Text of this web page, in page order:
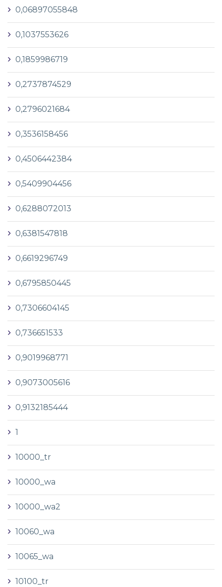
0,06897055848
0,1037553626
0,1859986719
0,2737874529
0,2796021684
0,3536158456
0,4506442384
0,5409904456
0,6288072013
0,6381547818
0,6619296749
0,6795850445
0,7306604145
0,736651533
0,9019968771
0,9073005616
0,9132185444
1
10000_tr
10000_wa
10000_wa2
10060_wa
10065_wa
10100_tr